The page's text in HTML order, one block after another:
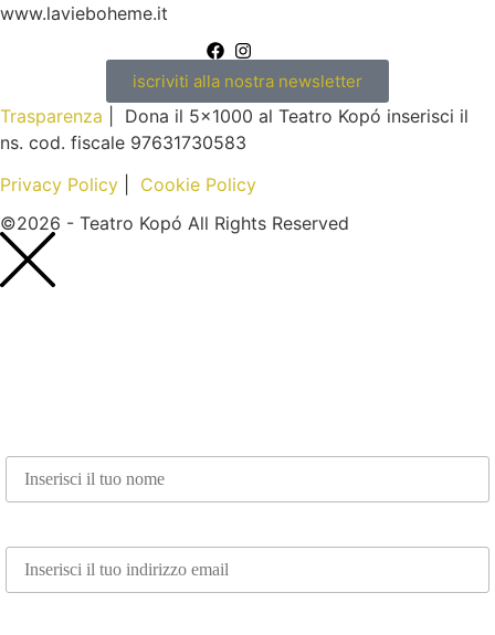
www.lavieboheme.it
iscriviti alla nostra newsletter
Trasparenza
| Dona il 5×1000 al Teatro Kopó inserisci il
ns. cod. fiscale 97631730583
Privacy Policy
Cookie Policy
©2026 - Teatro Kopó All Rights Reserved